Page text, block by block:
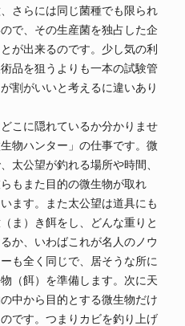
さらには同じ菌種でも限られ
で、その生産菌を独占した企
が出来るのです。少し気の利
品を狙うよりも一本の試験管
割がいいと考えるに違いあり
こに隠れているか分かりませ
物ハンター」の仕事です。微
太公望が釣れる場所や時間、
もまた目的の微生物が取れ
ます。また太公望は道具にも
ま）き餌をし、どんな重りと
か、いわばこれが名人のノウ
も全く同じで、居そうな所に
（餌）を準備します。次に天
中から目的とする微生物だけ
です。つまりカビを釣り上げ